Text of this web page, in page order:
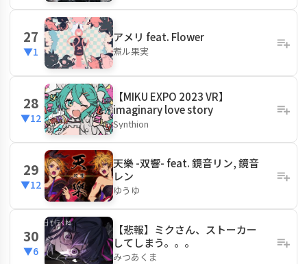
27
▼1
アメリ feat. Flower
煮ル果実
28
▼12
【MIKU EXPO 2023 VR】
imaginary love story
Synthion
29
▼12
天樂 -双響- feat. 鏡音リン, 鏡音
レン
ゆうゆ
30
▼6
【悲報】ミクさん、ストーカー
してしまう。。。
みつあくま